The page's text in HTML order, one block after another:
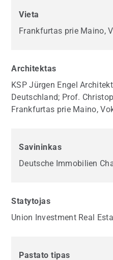
Vieta
Frankfurtas prie Maino,
Architektas
KSP Jürgen Engel
Deutschland; Prof.
Frankfurtas prie Maino,
Savininkas
Deutsche Immobilien
Statytojas
Union Investment Real
Pastato tipas